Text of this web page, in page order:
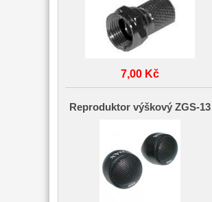
7,00 Kč
Reproduktor výškový ZGS-13